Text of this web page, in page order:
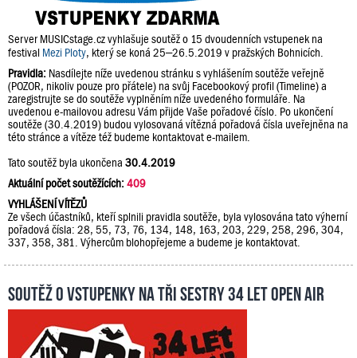
Server MUSICstage.cz vyhlašuje soutěž o 15 dvoudenních vstupenek na
festival Mezi Ploty, který se koná 25–26.5.2019 v pražských Bohnicích.
Pravidla: Nasdílejte níže uvedenou stránku s vyhlášením soutěže veřejně
(POZOR, nikoliv pouze pro přátele) na svůj Facebookový profil (Timeline) a
zaregistrujte se do soutěže vyplněním níže uvedeného formuláře. Na
uvedenou e-mailovou adresu Vám přijde Vaše pořadové číslo. Po ukončení
soutěže (30.4.2019) budou vylosovaná vítězná pořadová čísla uveřejněna na
této stránce a vítěze též budeme kontaktovat e-mailem.
Tato soutěž byla ukončena 30.4.2019
Aktuální počet soutěžících:409
VYHLÁŠENÍ VÍTĚZŮ
Ze všech účastníků, kteří splnili pravidla soutěže, byla vylosována tato výherní
pořadová čísla: 28, 55, 73, 76, 134, 148, 163, 203, 229, 258, 296, 304,
337, 358, 381. Výhercům blohopřejeme a budeme je kontaktovat.
Soutěž o vstupenky na Tři sestry 34 let Open Air